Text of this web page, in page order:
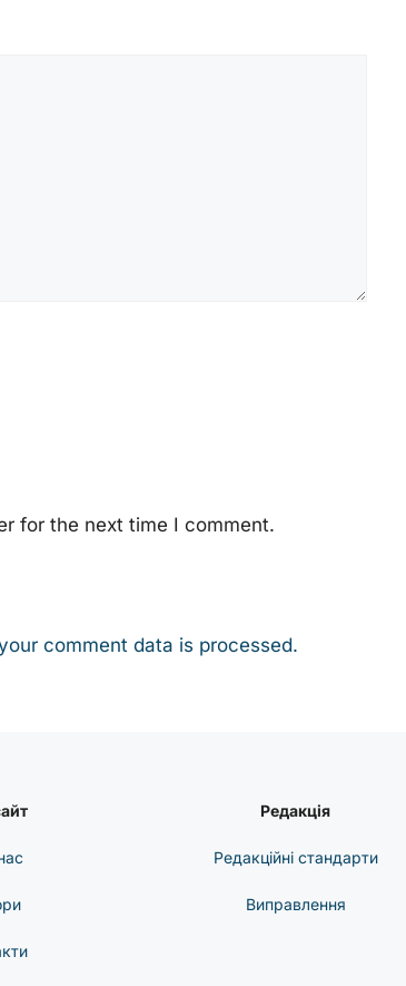
for the next time I comment.
comment data is processed.
Редакція
Редакційні стандарти
Виправлення